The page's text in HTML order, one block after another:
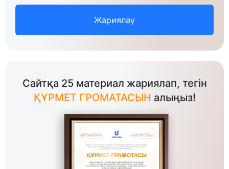
Жариялау
Сайтқа 25 материал жариялап, тегін
ҚҰРМЕТ ГРОМАТАСЫН алыңыз!